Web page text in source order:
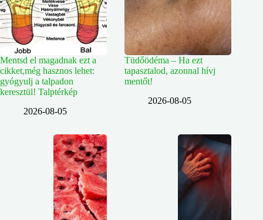
Mentsd el magadnak ezt a
cikket,még hasznos lehet:
gyógyulj a talpadon
keresztül! Talptérkép
2026-08-05
Tüdőödéma – Ha ezt
tapasztalod, azonnal hívj
mentőt!
2026-08-05